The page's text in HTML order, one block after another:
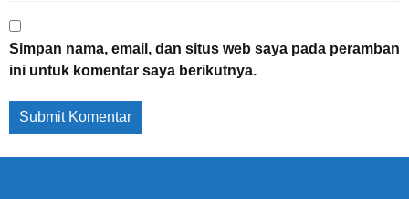
Simpan nama, email, dan situs web saya pada peramban
ini untuk komentar saya berikutnya.